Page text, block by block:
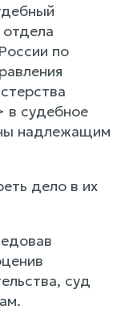
по
в судебное
надлежащим
дело в их
суд